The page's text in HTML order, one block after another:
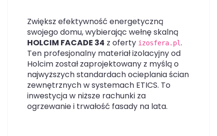
Zwiększ efektywność energetyczną
swojego domu, wybierając wełnę skalną
HOLCIM FACADE 34 z oferty izosfera.pl.
Ten profesjonalny materiał izolacyjny od
Holcim został zaprojektowany z myślą o
najwyższych standardach ocieplania ścian
zewnętrznych w systemach ETICS. To
inwestycja w niższe rachunki za
ogrzewanie i trwałość fasady na lata.